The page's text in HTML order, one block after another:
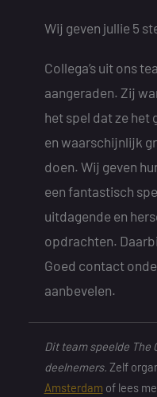
Wij geven jullie 5
Collega’s uit ons
aangeraden. Zij
het spel dat ze het
en waarschijnlijk
doen. Wij geven
een fantastisch
uitdagende en
opdrachten.
Goed contact
aanbevelen.
Dit team speelde The
deelnemers. Zelf
Amsterdam of lees